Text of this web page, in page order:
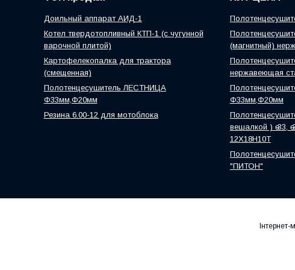
Доильный аппарат АИД-1
Котел твердотопливный КТП-1 (с чугунной
варочной плитой)
Картофелекопалка для трактора
(смещенная)
Полотенцесушитель ЛЕСТНИЦА
Ф33мм,Ф20мм
Резина 6.00-12 для мотоблока
(магнитный)
нержавеющая
Ф33мм,Ф20мм
вешалкой ) ө 33,
12Х18Н10Т
"ПИТОН"